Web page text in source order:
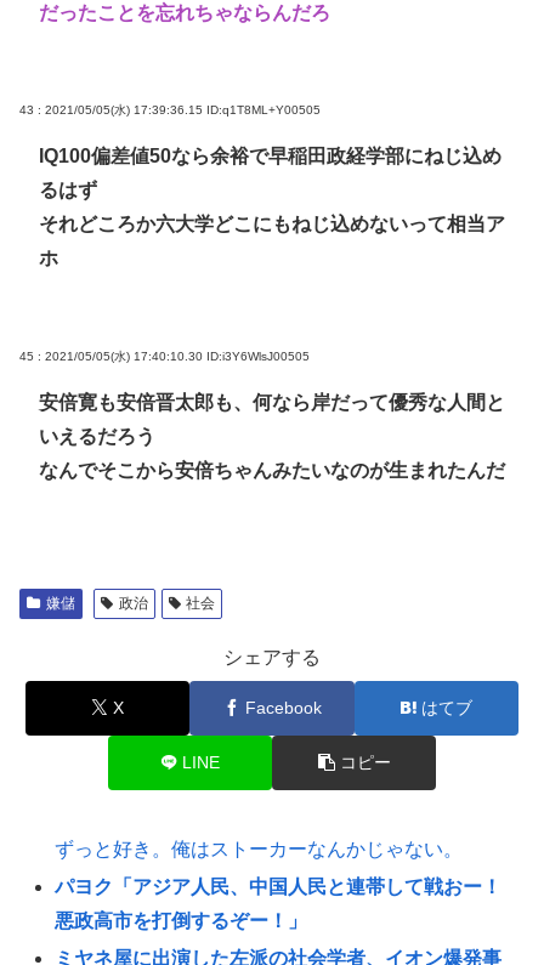
だったことを忘れちゃならんだろ
43 : 2021/05/05(水) 17:39:36.15 ID:q1T8ML+Y00505
IQ100偏差値50なら余裕で早稲田政経学部にねじ込め
るはず
それどころか六大学どこにもねじ込めないって相当ア
ホ
45 : 2021/05/05(水) 17:40:10.30 ID:i3Y6WlsJ00505
安倍寛も安倍晋太郎も、何なら岸だって優秀な人間と
いえるだろう
なんでそこから安倍ちゃんみたいなのが生まれたんだ
嫌儲 政治 社会
シェアする
X Facebook はてブ
LINE コピー
ずっと好き。俺はストーカーなんかじゃない。
パヨク「アジア人民、中国人民と連帯して戦おー！
悪政高市を打倒するぞー！」
ミヤネ屋に出演した左派の社会学者、イオン爆発事